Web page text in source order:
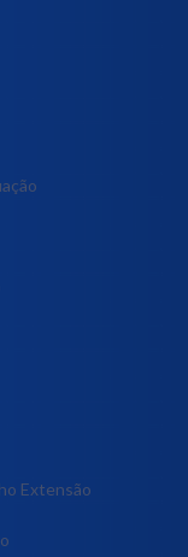
Extensão